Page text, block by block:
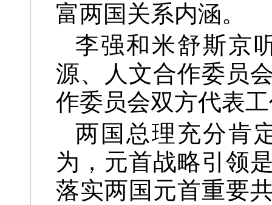
富两国关系内涵。
李强和米舒斯京
源、人文合作委员
作委员会双方代表
两国总理充分肯
为，元首战略引领
落实两国元首重要